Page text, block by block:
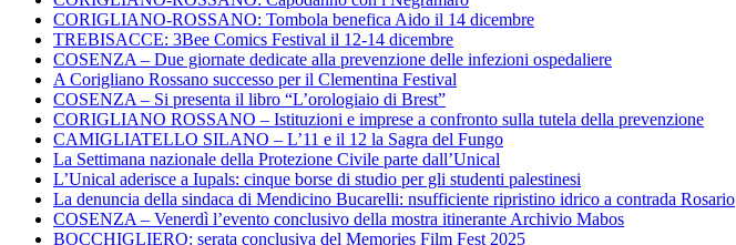
CORIGLIANO-ROSSANO: Tombola benefica Aido il 14 dicembre
TREBISACCE: 3Bee Comics Festival il 12-14 dicembre
COSENZA – Due giornate dedicate alla prevenzione delle infezioni ospedaliere
A Corigliano Rossano successo per il Clementina Festival
COSENZA – Si presenta il libro “L’orologiaio di Brest”
CORIGLIANO ROSSANO – Istituzioni e imprese a confronto sulla tutela della prevenzione
CAMIGLIATELLO SILANO – L’11 e il 12 la Sagra del Fungo
La Settimana nazionale della Protezione Civile parte dall’Unical
L’Unical aderisce a Iupals: cinque borse di studio per gli studenti palestinesi
La denuncia della sindaca di Mendicino Bucarelli: nsufficiente ripristino idrico a contrada Rosario
COSENZA – Venerdì l’evento conclusivo della mostra itinerante Archivio Mabos
BOCCHIGLIERO: serata conclusiva del Memories Film Fest 2025